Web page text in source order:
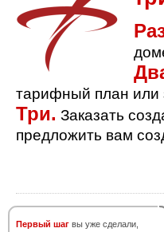
тарифный план или
Три. Заказать
предложить вам
Первый шаг вы уже сделали,